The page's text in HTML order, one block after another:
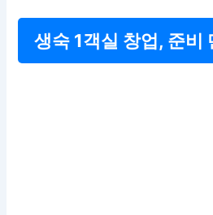
생숙 1객실 창업, 준비